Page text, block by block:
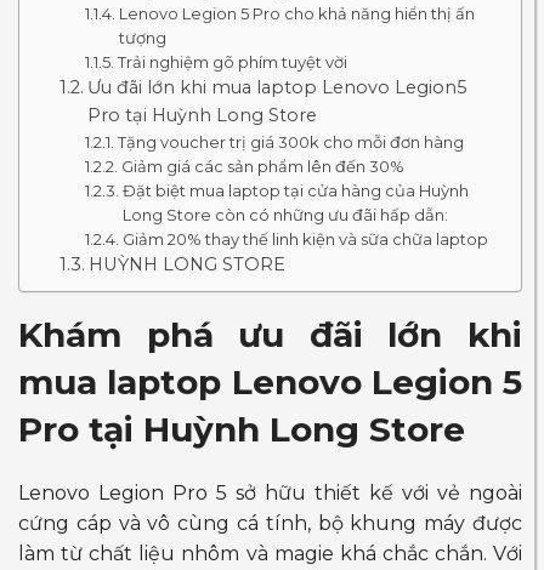
Lenovo Legion 5 Pro cho khả năng hiển thị ấn
tượng
Trải nghiệm gõ phím tuyệt vời
Ưu đãi lớn khi mua laptop Lenovo Legion5
Pro tại Huỳnh Long Store
Tặng voucher trị giá 300k cho mỗi đơn hàng
Giảm giá các sản phẩm lên đến 30%
Đặt biệt mua laptop tại cửa hàng của Huỳnh
Long Store còn có những ưu đãi hấp dẫn:
Giảm 20% thay thế linh kiện và sữa chữa laptop
HUỲNH LONG STORE
Khám phá ưu đãi lớn khi
mua laptop Lenovo Legion 5
Pro tại Huỳnh Long Store
Lenovo Legion Pro 5 sở hữu thiết kế với vẻ ngoài
cứng cáp và vô cùng cá tính, bộ khung máy được
làm từ chất liệu nhôm và magie khá chắc chắn. Với